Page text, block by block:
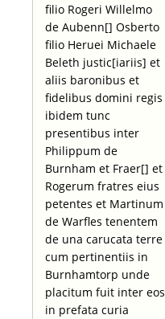
filio Rogeri Willelmo
de Aubenn[] Osberto
filio Heruei Michaele
Beleth justic[iariis] et
aliis baronibus et
fidelibus domini regis
ibidem tunc
presentibus inter
Philippum de
Burnham et Fraer[] et
Rogerum fratres eius
petentes et Martinum
de Warfles tenentem
de una carucata terre
cum pertinentiis in
Burnhamtorp unde
placitum fuit inter eos
in prefata curia